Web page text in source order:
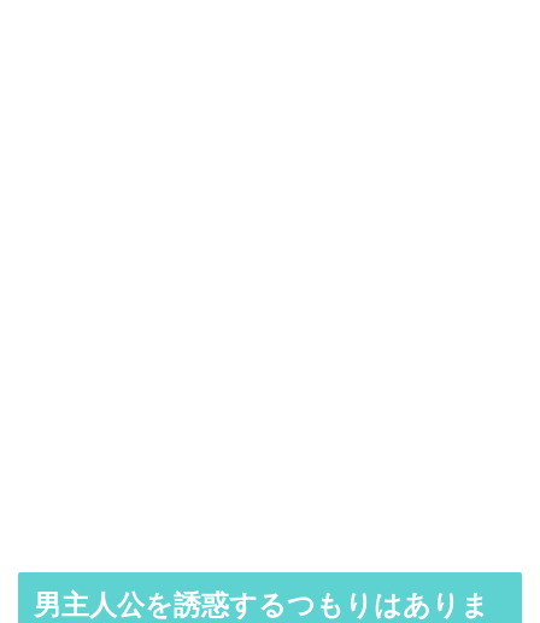
男主人公を誘惑するつもりはありま